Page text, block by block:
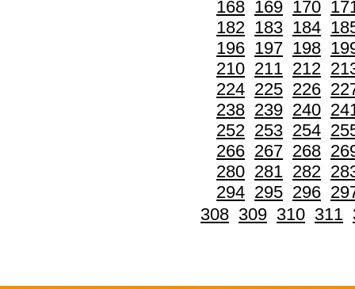
168 169 170
182 183 184
196 197 198
210 211 212
224 225 226
238 239 240
252 253 254
266 267 268
280 281 282
294 295 296
308 309 310 311